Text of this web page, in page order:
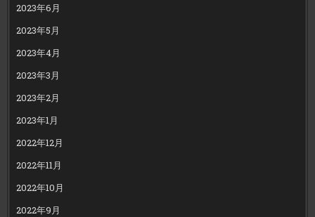
2023年6月
2023年5月
2023年4月
2023年3月
2023年2月
2023年1月
2022年12月
2022年11月
2022年10月
2022年9月